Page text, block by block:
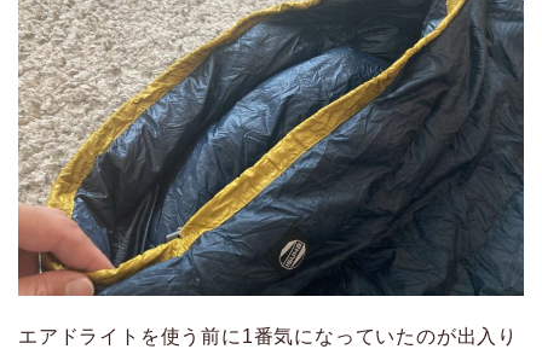
エアドライトを使う前に1番気になっていたのが出入り